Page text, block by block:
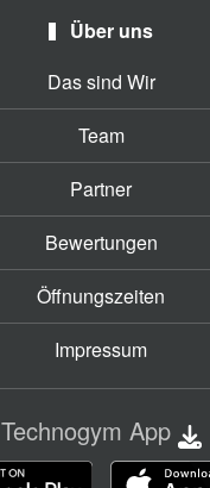
Über uns
Das sind Wir
Team
Partner
Bewertungen
Öffnungszeiten
Impressum
Technogym App